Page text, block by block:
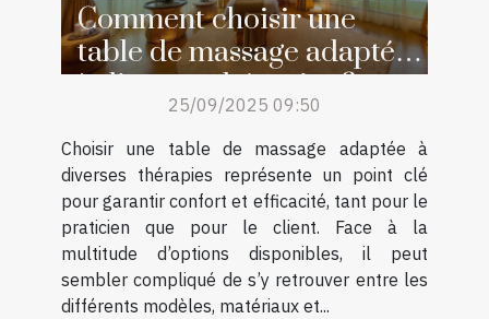
Comment choisir une
table de massage adaptée
à diverses thérapies ?
25/09/2025 09:50
Choisir une table de massage adaptée à
diverses thérapies représente un point clé
pour garantir confort et efficacité, tant pour le
praticien que pour le client. Face à la
multitude d’options disponibles, il peut
sembler compliqué de s’y retrouver entre les
différents modèles, matériaux et...